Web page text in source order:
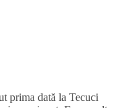
prima dată la Tecuci